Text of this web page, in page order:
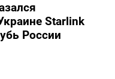
Starlink
России